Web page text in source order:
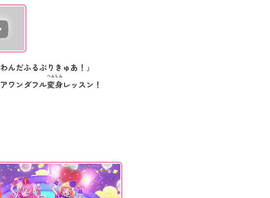
わんだふるぷりきゅあ！」
ワンダフル変身
へんしん
レッスン！